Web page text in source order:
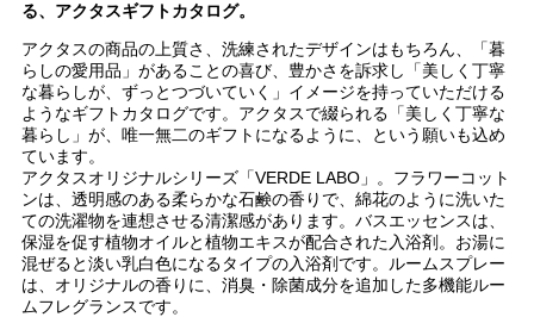
る、アクタスギフトカタログ。
アクタスの商品の上質さ、洗練されたデザインはもちろん、「暮
らしの愛用品」があることの喜び、豊かさを訴求し「美しく丁寧
な暮らしが、ずっとつづいていく」イメージを持っていただける
ようなギフトカタログです。アクタスで綴られる「美しく丁寧な
暮らし」が、唯一無二のギフトになるように、という願いも込め
ています。
アクタスオリジナルシリーズ「VERDE LABO」。フラワーコット
ンは、透明感のある柔らかな石鹸の香りで、綿花のように洗いた
ての洗濯物を連想させる清潔感があります。バスエッセンスは、
保湿を促す植物オイルと植物エキスが配合された入浴剤。お湯に
混ぜると淡い乳白色になるタイプの入浴剤です。ルームスプレー
は、オリジナルの香りに、消臭・除菌成分を追加した多機能ルー
ムフレグランスです。